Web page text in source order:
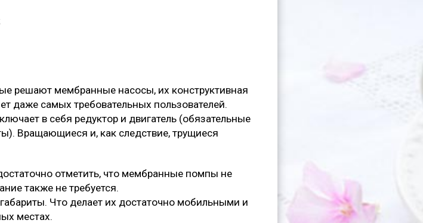
решают мембранные насосы, их конструктивная
даже самых требовательных пользователей.
в себя редуктор и двигатель (обязательные
Вращающиеся и, как следствие, трущиеся
отметить, что мембранные помпы не
также не требуется.
Что делает их достаточно мобильными и
местах.